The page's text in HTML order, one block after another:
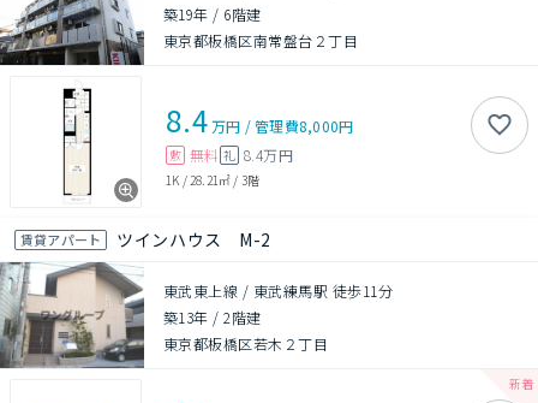
築19年 / 6階建
東京都板橋区南常盤台２丁目
8.4万円 /管理費8,000円
敷 無料 礼 8.4万円
1K / 28.21㎡ / 3階
賃貸アパート ツインハウス M-2
東武東上線 / 東武練馬駅 徒歩11分
築13年 /2階建
東京都板橋区若木２丁目